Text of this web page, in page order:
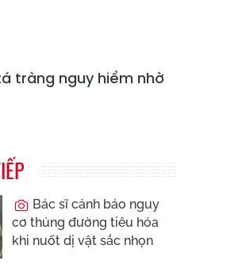
tràng nguy hiểm nhờ
Bác sĩ cảnh báo nguy
cơ thủng đường tiêu hóa
khi nuốt dị vật sắc nhọn